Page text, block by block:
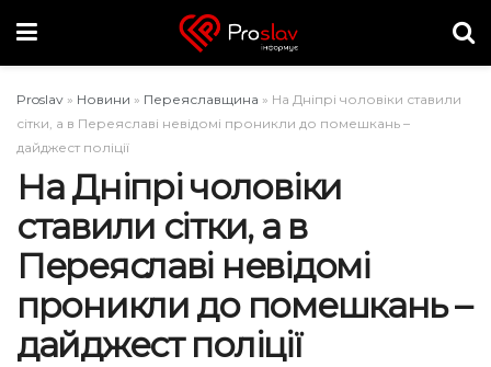
Proslav » Новини » Переяславщина » На Дніпрі чоловіки ставили
сітки, а в Переяславі невідомі проникли до помешкань –
дайджест поліції
На Дніпрі чоловіки
ставили сітки, а в
Переяславі невідомі
проникли до помешкань –
дайджест поліції